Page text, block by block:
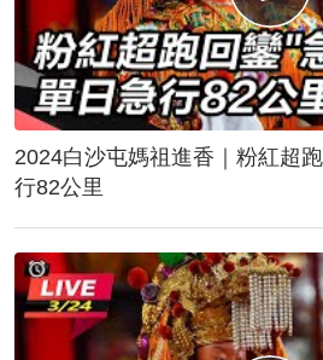
2024白沙屯媽祖進香｜粉紅超跑回
行82公里